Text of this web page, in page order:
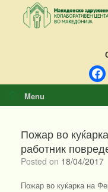
content
Menu
Пожар во
работник
Posted on 18/04/2017
Пожар во куќарка на